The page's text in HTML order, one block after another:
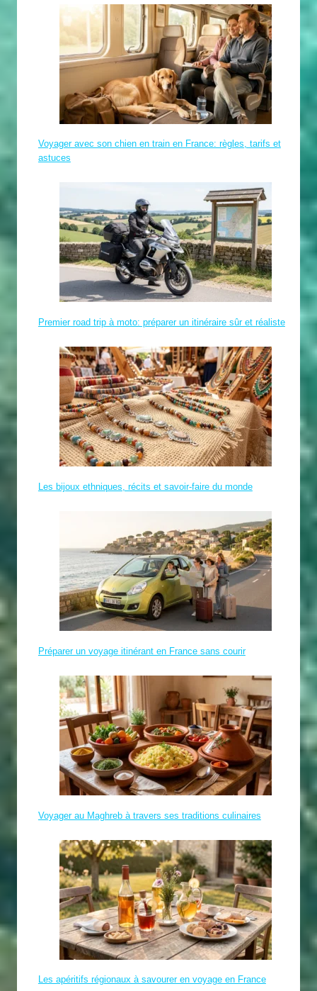
Voyager avec son chien en train en France: règles, tarifs et
astuces
Premier road trip à moto: préparer un itinéraire sûr et réaliste
Les bijoux ethniques, récits et savoir-faire du monde
Préparer un voyage itinérant en France sans courir
Voyager au Maghreb à travers ses traditions culinaires
Les apéritifs régionaux à savourer en voyage en France